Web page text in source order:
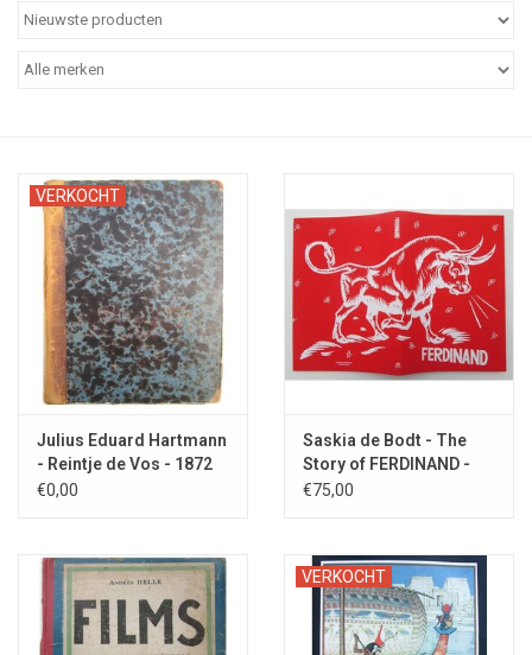
Categorieën
VERKOCHT
Julius Eduard Hartmann
- Reintje de Vos - 1872
€0,00
Saskia de Bodt - The
Story of FERDINAND -
2021
€75,00
VERKOCHT